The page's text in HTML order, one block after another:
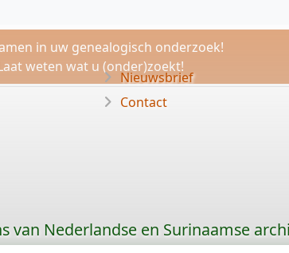
in uw genealogisch onderzoek!
weten wat u (onder)zoekt!
Nieuwsbrief
Contact
van Nederlandse en Surinaamse